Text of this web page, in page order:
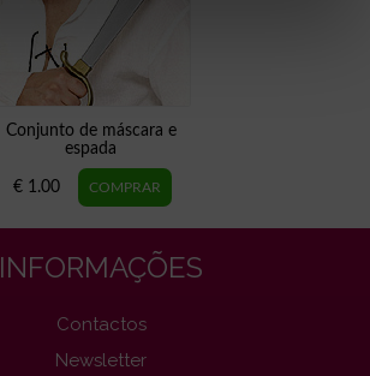
Conjunto de máscara e
espada
€ 1.00
INFORMAÇÕES
Contactos
Newsletter